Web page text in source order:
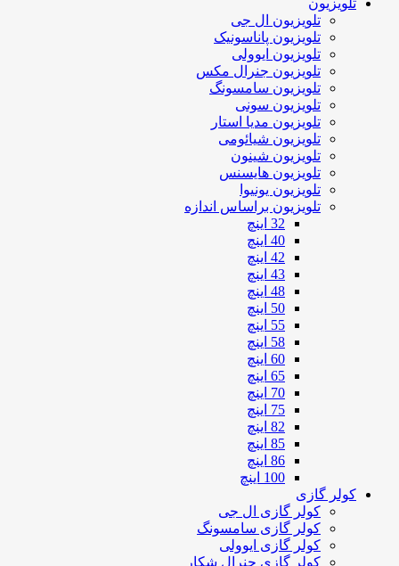
تلویزیون
تلویزیون ال جی
تلویزیون پاناسونیک
تلویزیون ایوولی
تلویزیون جنرال مکس
تلویزیون سامسونگ
تلویزیون سونی
تلویزیون مدیا استار
تلویزیون شیائومی
تلویزیون شینون
تلویزیون هایسنس
تلویزیون یونیوا
تلویزیون براساس اندازه
32 اینچ
40 اینچ
42 اینچ
43 اینچ
48 اینچ
50 اینچ
55 اینچ
58 اینچ
60 اینچ
65 اینچ
70 اینچ
75 اینچ
82 اینچ
85 اینچ
86 اینچ
100 اینچ
کولر گازی
کولر گازی ال جی
کولر گازی سامسونگ
کولر گازی ایوولی
کولر گازی جنرال شکار